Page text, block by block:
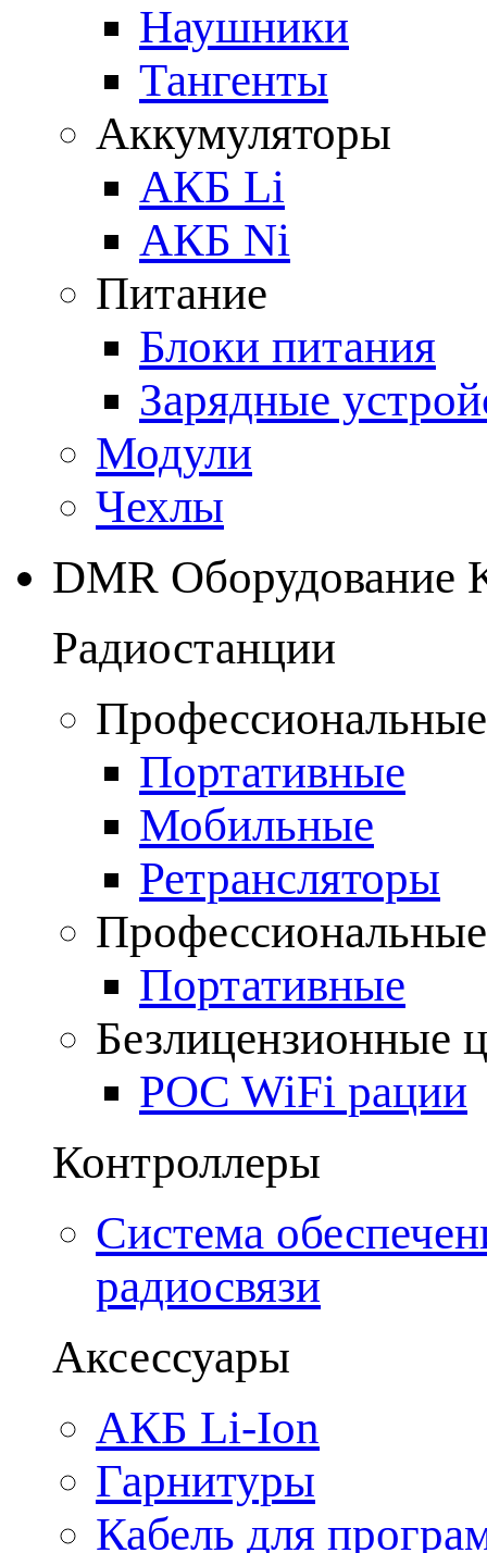
Наушники
Тангенты
Аккумуляторы
АКБ Li
АКБ Ni
Питание
Блоки питания
Зарядные
Модули
Чехлы
DMR Оборудование
Радиостанции
Портативные
Мобильные
Ретрансляторы
Портативные
Безлицензионные
POC WiFi рации
Контроллеры
Система
радиосвязи
Аксессуары
АКБ Li-Ion
Гарнитуры
Кабель для